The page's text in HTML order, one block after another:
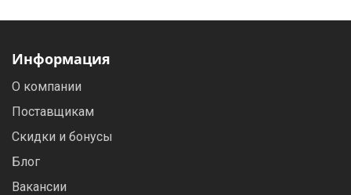
Информация
О компании
Поставщикам
Скидки и бонусы
Блог
Вакансии